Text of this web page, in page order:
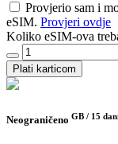
Provjerio sam i
eSIM. Provjeri ovdje
Koliko eSIM-ova
Plati karticom
Neograničeno GB / 15